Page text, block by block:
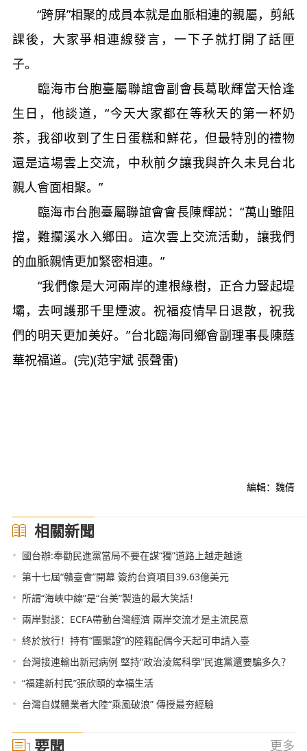
“跨屏”相聚的成員本就是血脈相連的親屬，剪紙
課後，大家爭相連線發言，一下子就打開了話匣
子。
臨海市台胞臺屬聯誼會副會長葛耿輝當天恰逢
生日，他談道，“今天大家都在等秋天的第一杯奶
茶，我卻收到了生日蛋糕和鮮花，但最特別的禮物
還是這場雲上交流，中秋前夕讓我與許久未見台北
親人會面相聚。”
臨海市台胞臺屬聯誼會會長陳輝説：“萬山雖阻
擋，難攔溪水入鄉田。這次雲上交流活動，讓我們
的血脈親情更加緊密相連。”
“我們像是大河兩岸的連根綠樹，正合力豎起堤
壩，去呵護那千里煙波。祝福疫情早日退散，祝我
們的明天更加美好。”台北臨海同鄉會副理事長陳蔭
華祝福道。(完)(范宇斌 張聲雷)
編輯：魏倩
相關新聞
• 國台辦:奉勸民進黨當局不要在謀“獨”道路上越走越遠
• 第十七屆“贛臺會”開幕 簽約台資項目39.63億美元
• 所謂“海峽中線”是“台美”製造的最大笑話！
• 兩岸對談：ECFA帶動台灣經濟 兩岸交流才是主流民意
• 終於放行！持有“團聚證”的陸籍配偶今天起可申請入臺
• 台灣接連輸出新冠病例 堅持“政治淩駕科學”民進黨還要騙多久？
• “福建新村民”張欣頤的幸福生活
• 台灣自媒體業者大陸“乘風破浪” 傳授最夯經驗
要聞 更多